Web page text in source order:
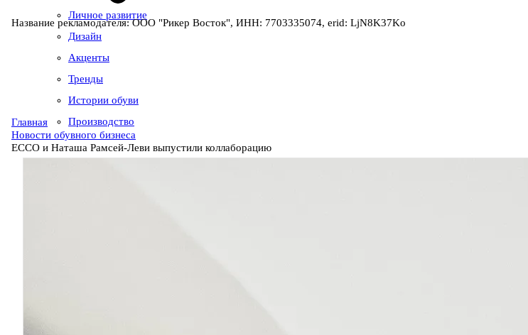
Личное развитие
Дизайн
Акценты
Тренды
Истории обуви
Производство
Название рекламодателя: ООО "Рикер Восток", ИНН: 7703335074, erid: LjN8K37Ko
Главная
Новости обувного бизнеса
ECCO и Наташа Рамсей-Леви выпустили коллаборацию